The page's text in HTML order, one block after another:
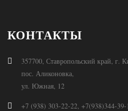
КОНТАКТЫ
357700, Ставропольский край, г.
пос. Аликоновка,
ул. Южная, 12
+7 (938) 303-22-22, +7(938)344-39-